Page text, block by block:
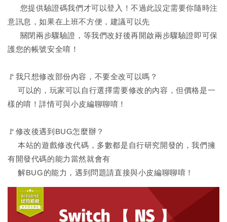
您提供驗證碼我們才可以登入！不過此設定需要你隨時注
意訊息，如果在上班不方便，建議可以先
關閉兩步驟驗證，等我們改好後再開啟兩步驟驗證即可保
護您的帳號安全唷！
🚩我只想修改部份內容，不要全改可以嗎？
可以的，玩家可以自行選擇需要修改的內容，但價格是一
樣的唷！詳情可與小皮編聊聊唷！
🚩修改後遇到BUG怎麼辦？
本站的遊戲修改代碼，多數都是自行研究開發的，我們擁
有開發代碼的能力當然就會有
解BUG的能力，遇到問題請直接與小皮編聊聊唷！